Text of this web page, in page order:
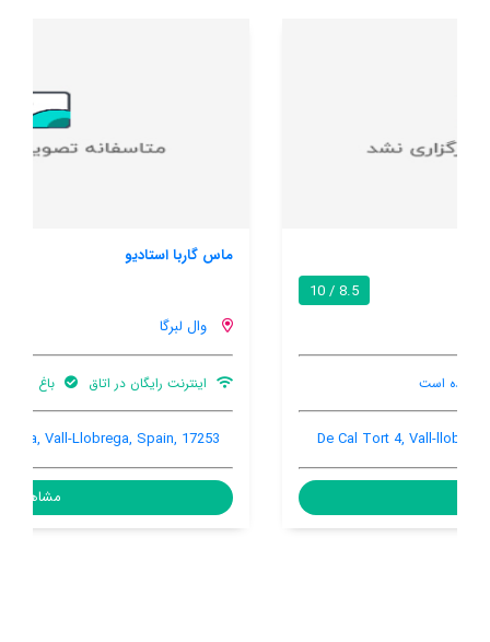
تهویه کننده هوا
Roca de Gria 1, Vall-llobrega, Vall-Llobrega, Spain, 17253
مشاهده